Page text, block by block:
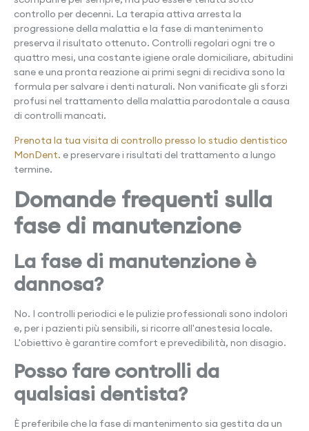
controllo per decenni. La terapia attiva arresta la
progressione della malattia e la fase di mantenimento
preserva il risultato ottenuto. Controlli regolari ogni tre o
quattro mesi, una costante igiene orale domiciliare, abitudini
sane e una pronta reazione ai primi segni di recidiva sono la
formula per salvare i denti naturali. Non vanificate gli sforzi
profusi nel trattamento della malattia parodontale a causa
di controlli mancati.
Prenota la tua visita di controllo presso lo studio dentistico
MonDent. e preservare i risultati del trattamento a lungo
termine.
Domande frequenti sulla
fase di manutenzione
La fase di manutenzione è
dannosa?
No. I controlli periodici e le pulizie professionali sono indolori
e, per i pazienti più sensibili, si ricorre all'anestesia locale.
L'obiettivo è garantire comfort e prevedibilità, non disagio.
Posso fare controlli da
qualsiasi dentista?
È preferibile che la fase di mantenimento sia gestita da un